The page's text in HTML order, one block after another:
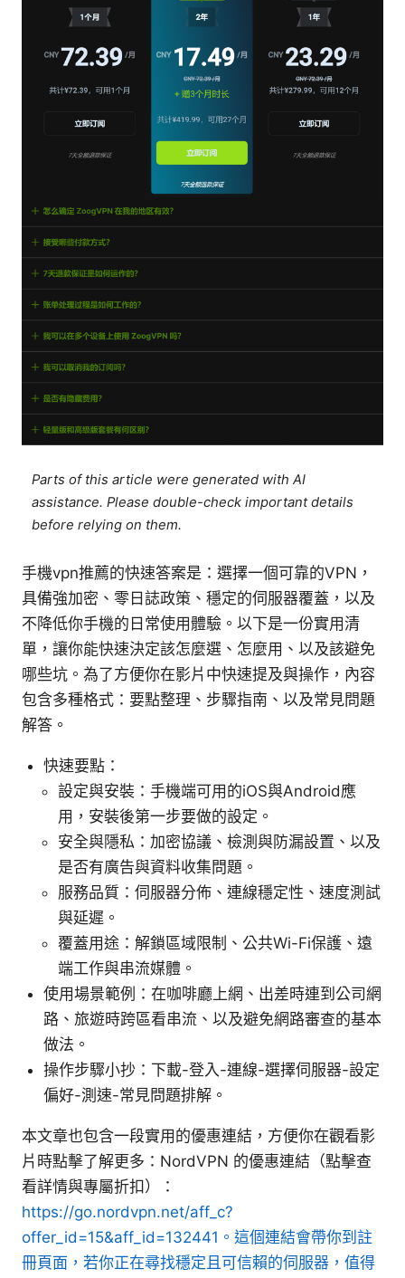
Parts of this article were generated with AI
assistance. Please double-check important details
before relying on them.
手機vpn推薦的快速答案是：選擇一個可靠的VPN，
具備強加密、零日誌政策、穩定的伺服器覆蓋，以及
不降低你手機的日常使用體驗。以下是一份實用清
單，讓你能快速決定該怎麼選、怎麼用、以及該避免
哪些坑。為了方便你在影片中快速提及與操作，內容
包含多種格式：要點整理、步驟指南、以及常見問題
解答。
快速要點：
設定與安裝：手機端可用的iOS與Android應
用，安裝後第一步要做的設定。
安全與隱私：加密協議、檢測與防漏設置、以及
是否有廣告與資料收集問題。
服務品質：伺服器分佈、連線穩定性、速度測試
與延遲。
覆蓋用途：解鎖區域限制、公共Wi-Fi保護、遠
端工作與串流媒體。
使用場景範例：在咖啡廳上網、出差時連到公司網
路、旅遊時跨區看串流、以及避免網路審查的基本
做法。
操作步驟小抄：下載-登入-連線-選擇伺服器-設定
偏好-測速-常見問題排解。
本文章也包含一段實用的優惠連結，方便你在觀看影
片時點擊了解更多：NordVPN 的優惠連結（點擊查
看詳情與專屬折扣）：
https://go.nordvpn.net/aff_c?
offer_id=15&aff_id=132441。這個連結會帶你到註
冊頁面，若你正在尋找穩定且可信賴的伺服器，值得